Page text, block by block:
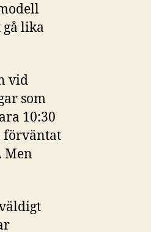
gå lika
vid
som
10:30
förväntat
Men